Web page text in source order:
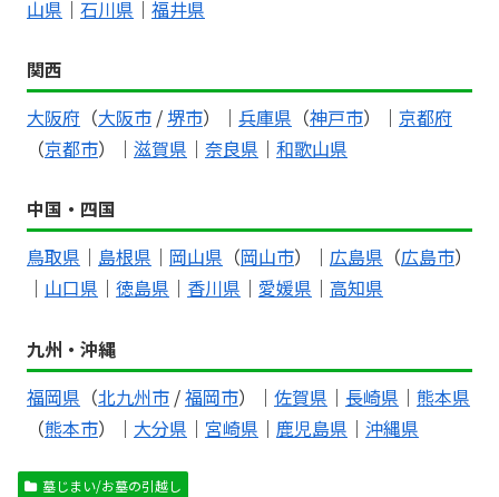
山県 ｜ 石川県 ｜ 福井県
関西
大阪府 （大阪市 / 堺市）｜ 兵庫県 （神戸市）｜ 京都府
（京都市）｜ 滋賀県 ｜ 奈良県 ｜ 和歌山県
中国・四国
鳥取県 ｜ 島根県 ｜ 岡山県 （岡山市）｜ 広島県 （広島市）
｜ 山口県 ｜ 徳島県 ｜ 香川県 ｜ 愛媛県 ｜ 高知県
九州・沖縄
福岡県 （北九州市 /福岡市）｜ 佐賀県 ｜ 長崎県 ｜ 熊本県
（熊本市）｜ 大分県 ｜ 宮崎県 ｜ 鹿児島県 ｜ 沖縄県
墓じまい/お墓の引越し